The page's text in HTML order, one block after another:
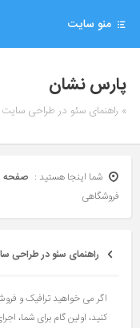
منو سایت
پارس نشان
» راهنمای سئو در طراحی
شما اینجا هستید : صفحه
فروشگاهی
راهنمای سئو در طراحی
اگر می خواهید ترافیک و
کنید، اولین گام برای شما،